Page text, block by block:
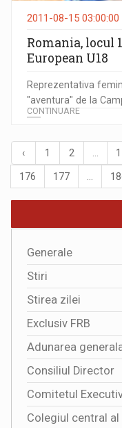
2011-08-15 03:00:00
Romania, locul
European U18
Reprezentativa
"aventura" de la
CONTINUARE
‹ 1 2
176 177
Generale
Stiri
Stirea zilei
Exclusiv FRB
Adunarea
Consiliul Director
Comitetul
Colegiul central